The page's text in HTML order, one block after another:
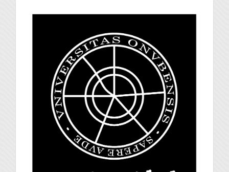
universidad